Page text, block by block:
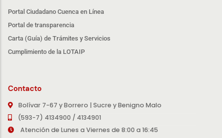
Portal Ciudadano Cuenca en Línea
Portal de transparencia
Carta (Guía) de Trámites y Servicios
Cumplimiento de la LOTAIP
Contacto
Bolívar 7-67 y Borrero | Sucre y Benigno Malo
(593-7) 4134900 / 4134901
Atención de Lunes a Viernes de 8:00 a 16:45